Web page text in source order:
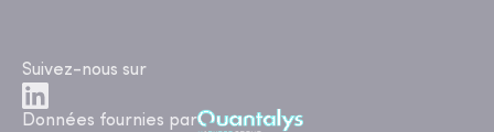
Suivez-nous sur
Données fournies par